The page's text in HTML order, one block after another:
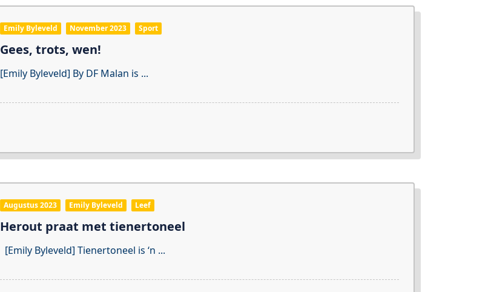
Emily Byleveld November 2023 Sport
Gees, trots, wen!
[Emily Byleveld] By DF Malan is ...
Augustus 2023 Emily Byleveld Leef
Herout praat met tienertoneel
[Emily Byleveld] Tienertoneel is ‘n ...